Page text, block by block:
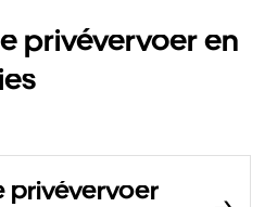
privévervoer en
privévervoer